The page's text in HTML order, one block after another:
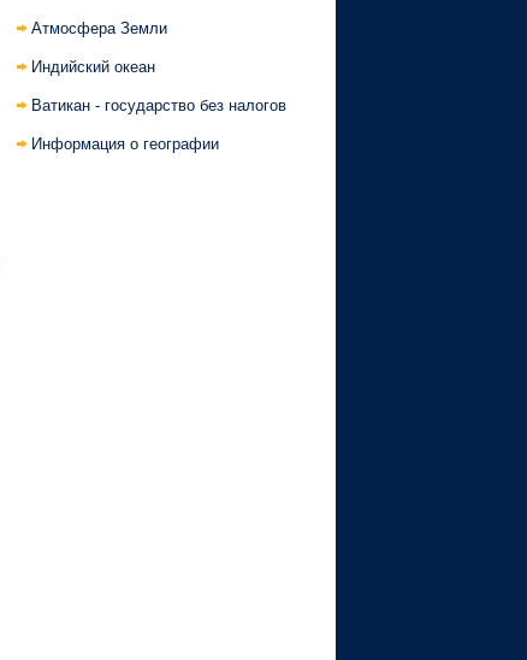
Атмосфера Земли
Индийский океан
Ватикан - государство без налогов
Информация о географии